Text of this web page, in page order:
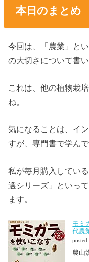
本日のまとめ
今回は、「農業」と
の大切さについて書い
これは、他の植物栽
ね。
気になることは、イ
すが、専門書で学ん
私が毎月購入してい
選シリーズ」といっ
ます。
モミ
代農
posted
農山